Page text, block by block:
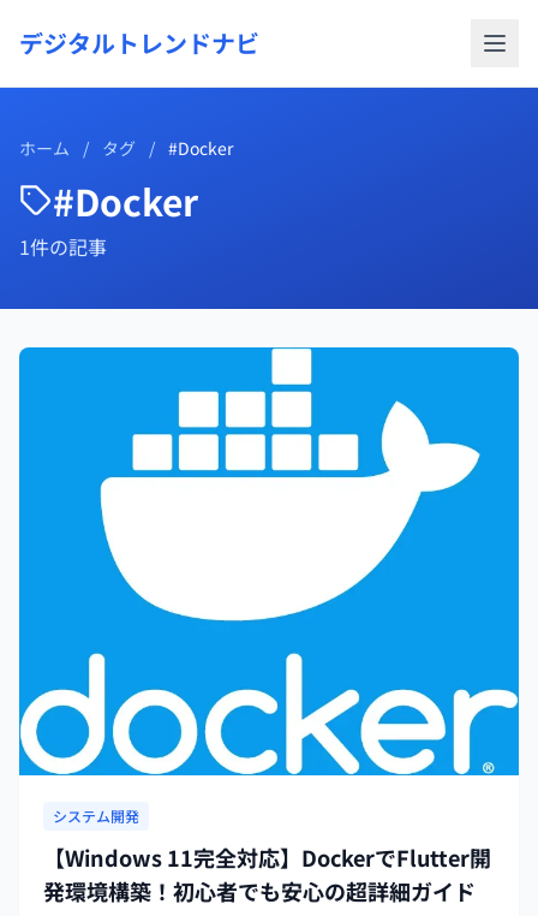
デジタルトレンドナビ
ホーム / タグ / #Docker
#Docker
1件の記事
システム開発
【Windows 11完全対応】DockerでFlutter開
発環境構築！初心者でも安心の超詳細ガイド